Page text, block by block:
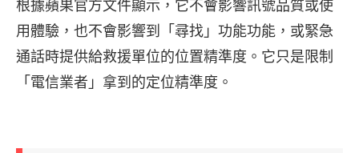
根據蘋果官方文件顯示，它不會影響訊號品質或使
用體驗，也不會影響到「尋找」功能功能，或緊急
通話時提供給救援單位的位置精準度。它只是限制
「電信業者」拿到的定位精準度。